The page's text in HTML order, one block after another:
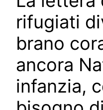
rifugiati
brano
ancora
infanzia,